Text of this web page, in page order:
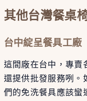
其他台灣餐桌
台中綻呈餐具工廠
這間廠在台中，專賣
還提供批發服務咧。
們的免洗餐具應該蠻